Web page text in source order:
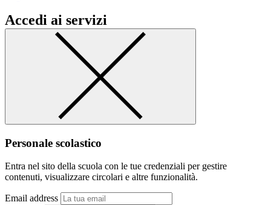
Accedi ai servizi
Personale scolastico
Entra nel sito della scuola con le tue credenziali per gestire
contenuti, visualizzare circolari e altre funzionalità.
Email address